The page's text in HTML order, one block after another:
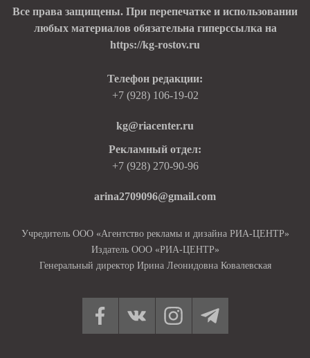
Все права защищены. При перепечатке и использовании
любых материалов обязательна гиперссылка на
https://kg-rostov.ru
Телефон редакции:
+7 (928) 106-19-02
kg@riacenter.ru
Рекламный отдел:
+7 (928) 270-90-96
arina2709096@gmail.com
Учредитель ООО «Агентство рекламы и дизайна РИА-ЦЕНТР»
Издатель ООО «РИА-ЦЕНТР»
Генеральный директор Ирина Леонидовна Ковалевская